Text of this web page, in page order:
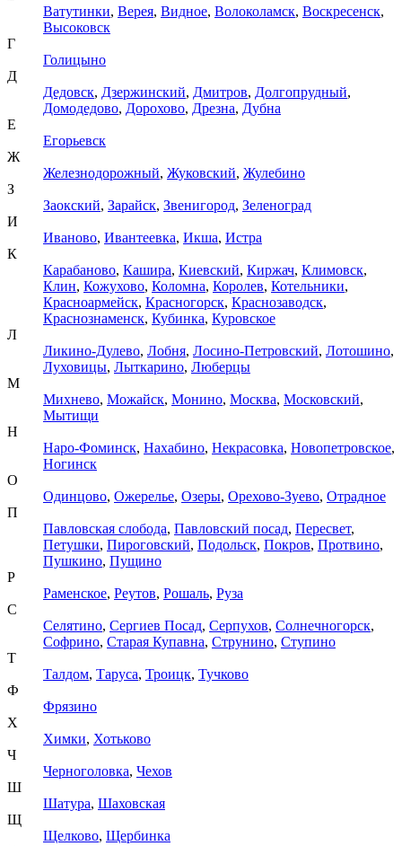
Ватутинки, Верея, Видное, Волоколамск, Воскресенск,
Высоковск
Г
Голицыно
Д
Дедовск, Дзержинский, Дмитров, Долгопрудный,
Домодедово, Дорохово, Дрезна, Дубна
Е
Егорьевск
Ж
Железнодорожный, Жуковский, Жулебино
З
Заокский, Зарайск, Звенигород, Зеленоград
И
Иваново, Ивантеевка, Икша, Истра
К
Карабаново, Кашира, Киевский, Киржач, Климовск,
Клин, Кожухово, Коломна, Королев, Котельники,
Красноармейск, Красногорск, Краснозаводск,
Краснознаменск, Кубинка, Куровское
Л
Ликино-Дулево, Лобня, Лосино-Петровский, Лотошино,
Луховицы, Лыткарино, Люберцы
М
Михнево, Можайск, Монино, Москва, Московский,
Мытищи
Н
Наро-Фоминск, Нахабино, Некрасовка, Новопетровское,
Ногинск
О
Одинцово, Ожерелье, Озеры, Орехово-Зуево, Отрадное
П
Павловская слобода, Павловский посад, Пересвет,
Петушки, Пироговский, Подольск, Покров, Протвино,
Пушкино, Пущино
Р
Раменское, Реутов, Рошаль, Руза
С
Селятино, Сергиев Посад, Серпухов, Солнечногорск,
Софрино, Старая Купавна, Струнино, Ступино
Т
Талдом, Таруса, Троицк, Тучково
Ф
Фрязино
Х
Химки, Хотьково
Ч
Черноголовка, Чехов
Ш
Шатура, Шаховская
Щ
Щелково, Щербинка